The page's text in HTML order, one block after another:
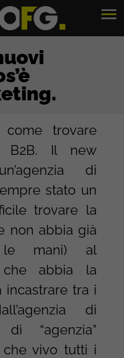
trovare
B2B. Il new
di
stato un
trovare la
non abbia già
le mani) al
che abbia la
incastrare tra i
di
“agenzia”
vivo tutti i